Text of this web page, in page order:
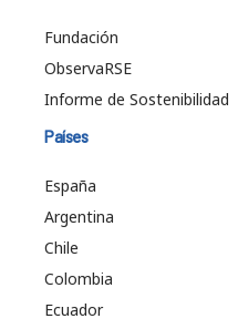
Fundación
ObservaRSE
Informe de Sostenibilidad
Países
España
Argentina
Chile
Colombia
Ecuador